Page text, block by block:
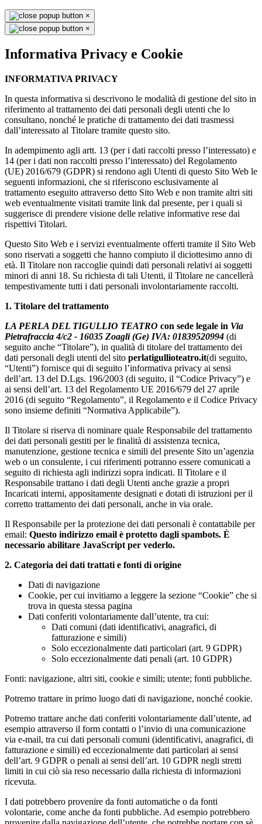
×
×
Informativa Privacy e Cookie
INFORMATIVA PRIVACY
In questa informativa si descrivono le modalità di gestione del sito in
riferimento al trattamento dei dati personali degli utenti che lo
consultano, nonché le pratiche di trattamento dei dati trasmessi
dall’interessato al Titolare tramite questo sito.
In adempimento agli artt. 13 (per i dati raccolti presso l’interessato) e
14 (per i dati non raccolti presso l’interessato) del Regolamento
(UE) 2016/679 (GDPR) si rendono agli Utenti di questo Sito Web le
seguenti informazioni, che si riferiscono esclusivamente al
trattamento eseguito attraverso detto Sito Web e non tramite altri siti
web eventualmente visitati tramite link dal presente, per i quali si
suggerisce di prendere visione delle relative informative rese dai
rispettivi Titolari.
Questo Sito Web e i servizi eventualmente offerti tramite il Sito Web
sono riservati a soggetti che hanno compiuto il diciottesimo anno di
età. Il Titolare non raccoglie quindi dati personali relativi ai soggetti
minori di anni 18. Su richiesta di tali Utenti, il Titolare ne cancellerà
tempestivamente tutti i dati personali involontariamente raccolti.
1. Titolare del trattamento
LA PERLA DEL TIGULLIO TEATRO con sede legale in Via
Pietrafraccia 4/c2 - 16035 Zoagli (Ge) IVA: 01839520994 (di
seguito anche “Titolare”), in qualità di titolare del trattamento dei
dati personali degli utenti del sito perlatigullioteatro.it(di seguito,
“Utenti”) fornisce qui di seguito l’informativa privacy ai sensi
dell’art. 13 del D.Lgs. 196/2003 (di seguito, il “Codice Privacy”) e
ai sensi dell’art. 13 del Regolamento UE 2016/679 del 27 aprile
2016 (di seguito “Regolamento”, il Regolamento e il Codice Privacy
sono insieme definiti “Normativa Applicabile”).
Il Titolare si riserva di nominare quale Responsabile del trattamento
dei dati personali gestiti per le finalità di assistenza tecnica,
manutenzione, gestione tecnica e simili del presente Sito un’agenzia
web o un consulente, i cui riferimenti potranno essere comunicati a
seguito di richiesta agli indirizzi sopra indicati. Il Titolare e il
Responsabile trattano i dati degli Utenti anche grazie a propri
Incaricati interni, appositamente designati e dotati di istruzioni per il
corretto trattamento dei dati personali, anche in via orale.
Il Responsabile per la protezione dei dati personali è contattabile per
email: Questo indirizzo email è protetto dagli spambots. È
necessario abilitare JavaScript per vederlo.
2. Categoria dei dati trattati e fonti di origine
Dati di navigazione
Cookie, per cui invitiamo a leggere la sezione “Cookie” che si
trova in questa stessa pagina
Dati conferiti volontariamente dall’utente, tra cui:
Dati comuni (dati identificativi, anagrafici, di
fatturazione e simili)
Solo eccezionalmente dati particolari (art. 9 GDPR)
Solo eccezionalmente dati penali (art. 10 GDPR)
Fonti: navigazione, altri siti, cookie e simili; utente; fonti pubbliche.
Potremo trattare in primo luogo dati di navigazione, nonché cookie.
Potremo trattare anche dati conferiti volontariamente dall’utente, ad
esempio attraverso il form contatti o l’invio di una comunicazione
via e-mail, tra cui dati personali comuni (identificativi, anagrafici, di
fatturazione e simili) ed eccezionalmente dati particolari ai sensi
dell’art. 9 GDPR o penali ai sensi dell’art. 10 GDPR negli stretti
limiti in cui ciò sia reso necessario dalla richiesta di informazioni
ricevuta.
I dati potrebbero provenire da fonti automatiche o da fonti
volontarie, come anche da fonti pubbliche. Ad esempio potrebbero